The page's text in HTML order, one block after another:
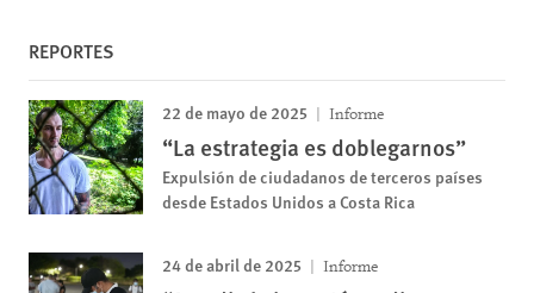
REPORTES
22 de mayo de 2025 Informe
“La estrategia es doblegarnos”
Expulsión de ciudadanos de terceros países
desde Estados Unidos a Costa Rica
24 de abril de 2025 Informe